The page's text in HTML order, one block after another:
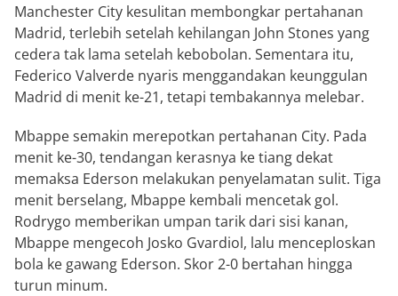
Manchester City kesulitan membongkar pertahanan
Madrid, terlebih setelah kehilangan John Stones yang
cedera tak lama setelah kebobolan. Sementara itu,
Federico Valverde nyaris menggandakan keunggulan
Madrid di menit ke-21, tetapi tembakannya melebar.
Mbappe semakin merepotkan pertahanan City. Pada
menit ke-30, tendangan kerasnya ke tiang dekat
memaksa Ederson melakukan penyelamatan sulit. Tiga
menit berselang, Mbappe kembali mencetak gol.
Rodrygo memberikan umpan tarik dari sisi kanan,
Mbappe mengecoh Josko Gvardiol, lalu menceploskan
bola ke gawang Ederson. Skor 2-0 bertahan hingga
turun minum.